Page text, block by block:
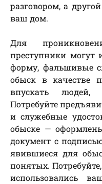
разговором, а
ваш дом.
Для
преступники могут
форму, фальшивые
обыск в качестве
впускать
Потребуйте
и служебные
обыске —
документ с
явившиеся для
понятых.
использовались